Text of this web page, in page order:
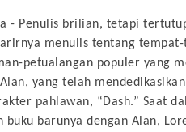
- Penulis brilian, tetapi
menulis tentang
petualangan populer yang
yang telah
pahlawan, “Dash.” Saat
buku barunya dengan Alan,